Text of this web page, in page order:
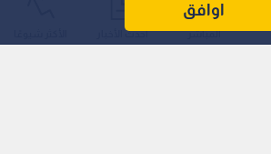
اوافق
المباشر أحدث الأخبار